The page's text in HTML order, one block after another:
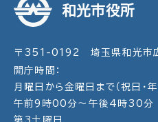
和光市役所
〒351-0192 埼玉県和光市
開庁時間：
月曜日から金曜日まで（祝日・
午前9時00分～午後4時30分
第3土曜日